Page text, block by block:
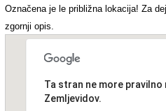
Označena je le približna lokacija! Za
zgornji opis.
Ta stran ne more
Zemljevidov.